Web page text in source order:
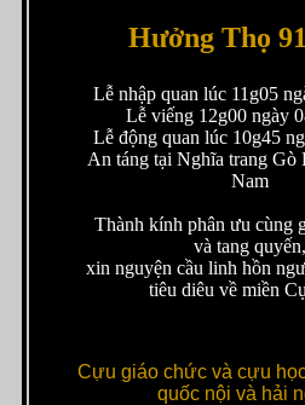
Hưởng Thọ
Lễ nhập quan lúc 11g05
Lễ viếng 12g00 ngày
Lễ động quan lúc 10g45
An táng tại Nghĩa trang Gò
Nam
Thành kính phân ưu cùng
và tang quyến,
xin nguyện cầu linh hồn
tiêu diêu về miền
Cựu giáo chức và cựu
quốc nội và hải